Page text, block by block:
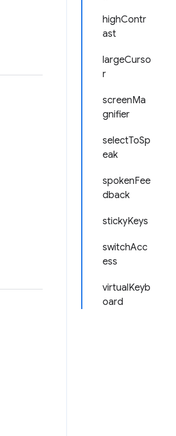
highContr
ast
largeCurso
r
screenMa
gnifier
selectToSp
eak
spokenFee
dback
stickyKeys
switchAcc
ess
virtualKeyb
oard